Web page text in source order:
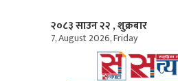
२०८३ साउन २२ , शुक्रबार
7, August 2026, Friday